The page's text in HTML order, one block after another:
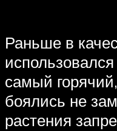
Раньше в
самый
боялись не
растения